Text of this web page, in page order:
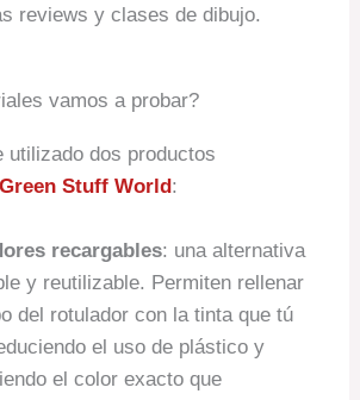
reviews y clases de dibujo.
vamos a probar?
utilizado dos productos
Green Stuff World:
recargables: una alternativa
y reutilizable. Permiten rellenar
del rotulador con la tinta que tú
el uso de plástico y
el color exacto que